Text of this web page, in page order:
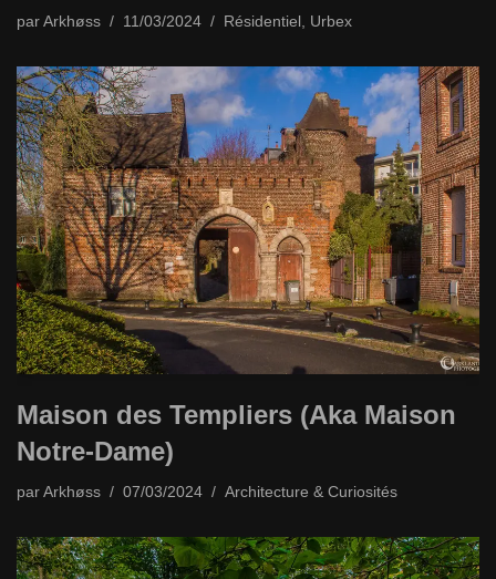
par Arkhøss 11/03/2024 Résidentiel Urbex
Maison des Templiers (Aka Maison
Notre-Dame)
par Arkhøss 07/03/2024 Architecture & Curiosités